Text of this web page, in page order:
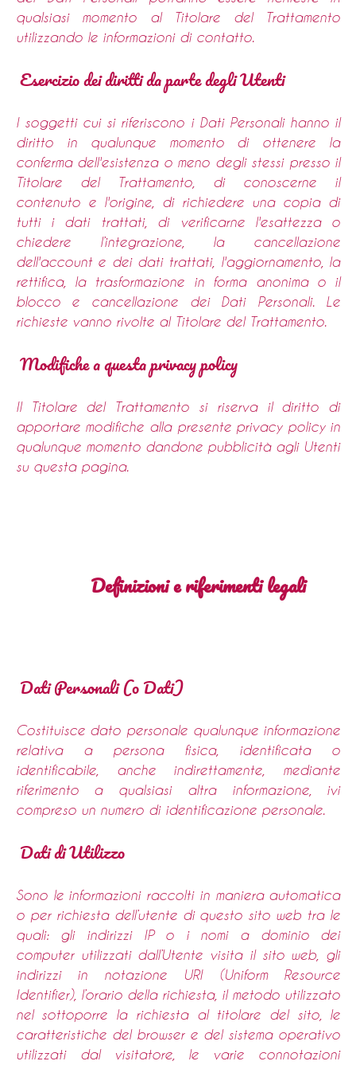
qualsiasi momento al Titolare del Trattamento
utilizzando le informazioni di contatto.
Esercizio dei diritti da parte degli Utenti
I soggetti cui si riferiscono i Dati Personali hanno il
diritto in qualunque momento di ottenere la
conferma dell'esistenza o meno degli stessi presso il
Titolare del Trattamento, di conoscerne il
contenuto e l'origine, di richiedere una copia di
tutti i dati trattati, di verificarne l'esattezza o
chiedere l’integrazione, la cancellazione
dell'account e dei dati trattati, l'aggiornamento, la
rettifica, la trasformazione in forma anonima o il
blocco e cancellazione dei Dati Personali. Le
richieste vanno rivolte al Titolare del Trattamento.
Modifiche a questa privacy policy
Il Titolare del Trattamento si riserva il diritto di
apportare modifiche alla presente privacy policy in
qualunque momento dandone pubblicità agli Utenti
su questa pagina.
Definizioni e riferimenti legali
Dati Personali (o Dati)
Costituisce dato personale qualunque informazione
relativa a persona fisica, identificata o
identificabile, anche indirettamente, mediante
riferimento a qualsiasi altra informazione, ivi
compreso un numero di identificazione personale.
Dati di Utilizzo
Sono le informazioni raccolti in maniera automatica
o per richiesta dell’utente di questo sito web tra le
quali: gli indirizzi IP o i nomi a dominio dei
computer utilizzati dall’Utente visita il sito web, gli
indirizzi in notazione URI (Uniform Resource
Identifier), l’orario della richiesta, il metodo utilizzato
nel sottoporre la richiesta al titolare del sito, le
caratteristiche del browser e del sistema operativo
utilizzati dal visitatore, le varie connotazioni